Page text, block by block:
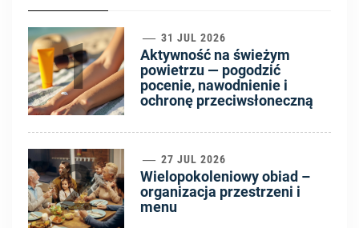
1 31 JUL 2026
Aktywność na świeżym
powietrzu — pogodzić
pocenie, nawodnienie i
ochronę przeciwsłoneczną
2 27 JUL 2026
Wielopokoleniowy obiad –
organizacja przestrzeni i
menu